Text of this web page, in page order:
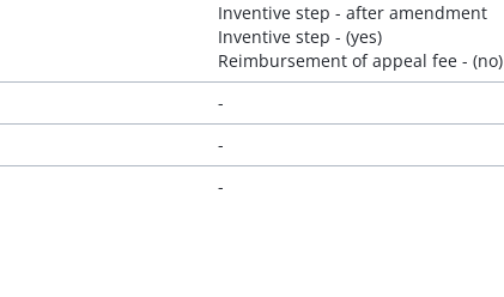
Inventive step - after amendment
Inventive step - (yes)
Reimbursement of appeal fee - (no)
-
-
-